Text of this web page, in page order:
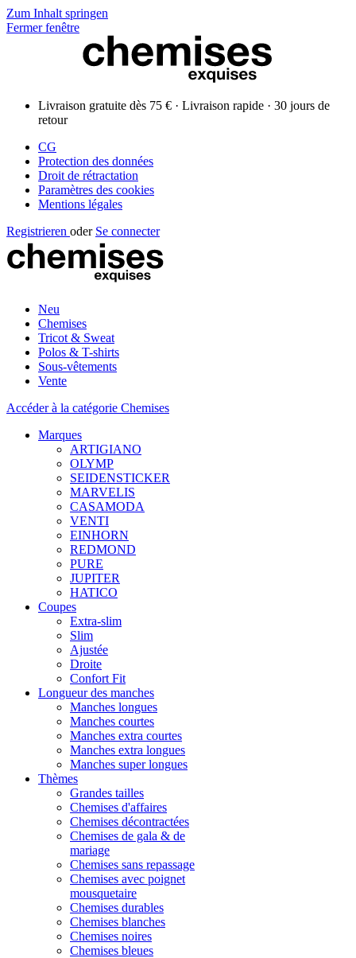
Zum Inhalt springen
Fermer fenêtre
Livraison gratuite dès 75 € · Livraison rapide · 30 jours de
retour
CG
Protection des données
Droit de rétractation
Paramètres des cookies
Mentions légales
Registrieren oder Se connecter
Neu
Chemises
Tricot & Sweat
Polos & T-shirts
Sous-vêtements
Vente
Accéder à la catégorie Chemises
Marques
ARTIGIANO
OLYMP
SEIDENSTICKER
MARVELIS
CASAMODA
VENTI
EINHORN
REDMOND
PURE
JUPITER
HATICO
Coupes
Extra-slim
Slim
Ajustée
Droite
Confort Fit
Longueur des manches
Manches longues
Manches courtes
Manches extra courtes
Manches extra longues
Manches super longues
Thèmes
Grandes tailles
Chemises d'affaires
Chemises décontractées
Chemises de gala & de
mariage
Chemises sans repassage
Chemises avec poignet
mousquetaire
Chemises durables
Chemises blanches
Chemises noires
Chemises bleues